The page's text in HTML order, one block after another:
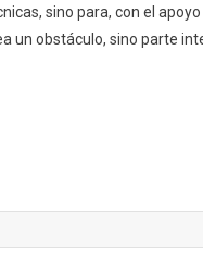
sino para, con el
un obstáculo, sino parte